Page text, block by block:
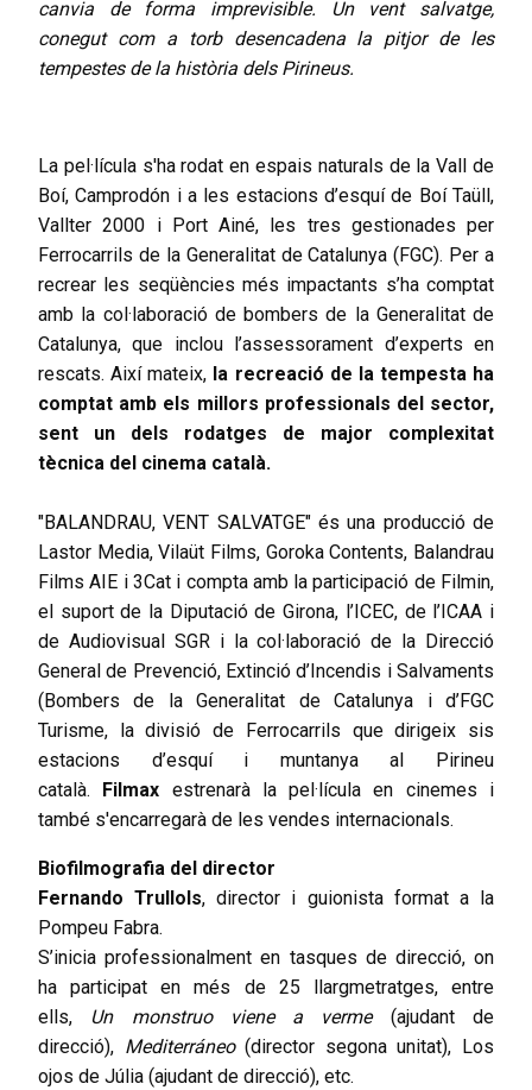
canvia de forma imprevisible. Un vent salvatge,
conegut com a torb desencadena la pitjor de les
tempestes de la història dels Pirineus.
La pel·lícula s'ha rodat en espais naturals de la Vall de
Boí, Camprodón i a les estacions d’esquí de Boí Taüll,
Vallter 2000 i Port Ainé, les tres gestionades per
Ferrocarrils de la Generalitat de Catalunya (FGC). Per a
recrear les seqüències més impactants s’ha comptat
amb la col·laboració de bombers de la Generalitat de
Catalunya, que inclou l’assessorament d’experts en
rescats. Així mateix, la recreació de la tempesta ha
comptat amb els millors professionals del sector,
sent un dels rodatges de major complexitat
tècnica del cinema català.
"BALANDRAU, VENT SALVATGE" és una producció de
Lastor Media, Vilaüt Films, Goroka Contents, Balandrau
Films AIE i 3Cat i compta amb la participació de Filmin,
el suport de la Diputació de Girona, l’ICEC, de l’ICAA i
de Audiovisual SGR i la col·laboració de la Direcció
General de Prevenció, Extinció d’Incendis i Salvaments
(Bombers de la Generalitat de Catalunya i d’FGC
Turisme, la divisió de Ferrocarrils que dirigeix sis
estacions d’esquí i muntanya al Pirineu
català. Filmax estrenarà la pel·lícula en cinemes i
també s'encarregarà de les vendes internacionals.
Biofilmografia del director
Fernando Trullols, director i guionista format a la
Pompeu Fabra.
S’inicia professionalment en tasques de direcció, on
ha participat en més de 25 llargmetratges, entre
ells, Un monstruo viene a verme(ajudant de
direcció), Mediterráneo(director segona unitat), Los
ojos de Júlia (ajudant de direcció), etc.